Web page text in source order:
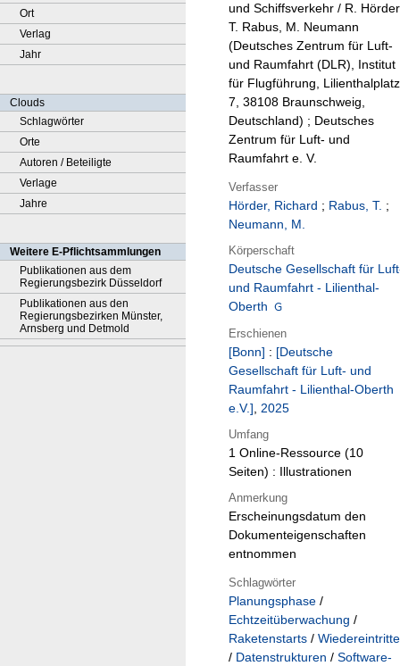
Ort
Verlag
Jahr
Clouds
Schlagwörter
Orte
Autoren / Beteiligte
Verlage
Jahre
Weitere E-Pflichtsammlungen
Publikationen aus dem
Regierungsbezirk Düsseldorf
Publikationen aus den
Regierungsbezirken Münster,
Arnsberg und Detmold
und Schiffsverkehr / R.
T. Rabus, M. Neumann
(Deutsches Zentrum für Luft-
und Raumfahrt (DLR), Institut
für Flugführung, Lilienthalplatz
7, 38108 Braunschweig,
Deutschland) ; Deutsches
Zentrum für Luft- und
Raumfahrt e. V.
Verfasser
Hörder, Richard ; Rabus, T. ;
Neumann, M.
Körperschaft
Deutsche Gesellschaft für
und Raumfahrt - Lilienthal-
Oberth
Erschienen
[Bonn] : [Deutsche
Gesellschaft für Luft- und
Raumfahrt - Lilienthal-Oberth
e.V.], 2025
Umfang
1 Online-Ressource (10
Seiten) : Illustrationen
Anmerkung
Erscheinungsdatum den
Dokumenteigenschaften
entnommen
Schlagwörter
Planungsphase /
Echtzeitüberwachung /
Raketenstarts / Wiedereintritte
/ Datenstrukturen / Software-